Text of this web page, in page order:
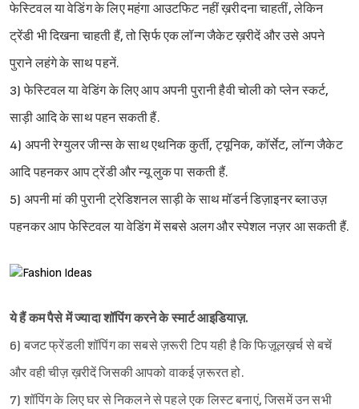
फेस्टिवल या वेडिंग के लिए महंगा आउटफिट नहीं ख़रीदना चाहतीं, लेकिन
ट्रेंडी भी दिखना चाहती हैं, तो स़िर्फ एक लॉन्ग जैकेट ख़रीदें और उसे अपने
पुराने लहंगे के साथ पहनें.
3) फेस्टिवल या वेडिंग के लिए आप अपनी पुरानी हैवी चोली को प्लेन स्कर्ट,
साड़ी आदि के साथ पहन सकती हैं.
4) अपनी रेग्युलर जीन्स के साथ एथनिक कुर्ती, ट्यूनिक, कॉर्सेट, लॉन्ग जैकेट
आदि पहनकर आप ट्रेंडी और न्यू लुक पा सकती हैं.
5) अपनी मां की पुरानी ट्रेडिशनल साड़ी के साथ मॉडर्न डिज़ाइनर ब्लाउज़
पहनकर आप फेस्टिवल या वेडिंग में सबसे अलग और स्पेशल नज़र आ सकती हैं.
ये हैं कम पैसे में ज्यादा शॉपिंग करने के स्मार्ट आइडियाज़.
6) बजट फ्रेंडली शॉपिंग का सबसे ज़रूरी टिप यही है कि फिज़ूलख़र्च से बचें
और वही चीज़ ख़रीदें जिसकी आपको वाकई ज़रूरत हो.
7) शॉपिंग के लिए घर से निकलने से पहले एक लिस्ट बनाएं, जिसमें उन सभी